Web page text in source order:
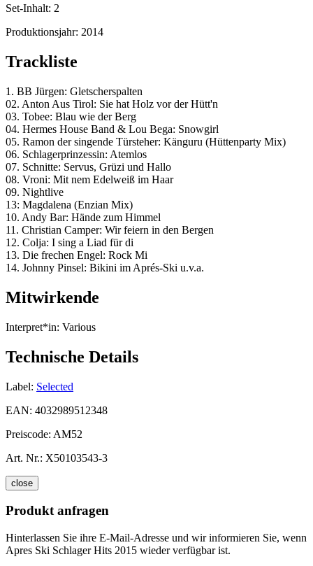
Set-Inhalt: 2
Produktionsjahr: 2014
Trackliste
1. BB Jürgen: Gletscherspalten
02. Anton Aus Tirol: Sie hat Holz vor der Hütt'n
03. Tobee: Blau wie der Berg
04. Hermes House Band & Lou Bega: Snowgirl
05. Ramon der singende Türsteher: Känguru (Hüttenparty Mix)
06. Schlagerprinzessin: Atemlos
07. Schnitte: Servus, Grüzi und Hallo
08. Vroni: Mit nem Edelweiß im Haar
09. Nightlive
13: Magdalena (Enzian Mix)
10. Andy Bar: Hände zum Himmel
11. Christian Camper: Wir feiern in den Bergen
12. Colja: I sing a Liad für di
13. Die frechen Engel: Rock Mi
14. Johnny Pinsel: Bikini im Aprés-Ski u.v.a.
Mitwirkende
Interpret*in: Various
Technische Details
Label: Selected
EAN: 4032989512348
Preiscode: AM52
Art. Nr.: X50103543-3
close
Produkt anfragen
Hinterlassen Sie ihre E-Mail-Adresse und wir informieren Sie, wenn
Apres Ski Schlager Hits 2015 wieder verfügbar ist.